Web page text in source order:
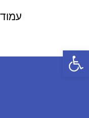
פתח סרגל